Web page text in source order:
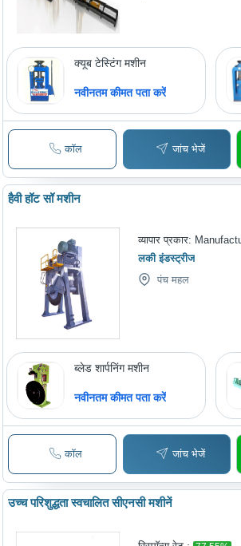
क्यूब टेस्टिंग मशीन
नवीनतम कीमत पता करें
कॉल जांच भेजें
हैवी हॉट सॉ मशीन
व्यापार प्रकार:
लकी इंडस्ट्रीज
पंच महल
ब्लेड शार्पनिंग मशीन
नवीनतम कीमत पता करें
कॉल जांच भेजें
उच्च परिशुद्धता स्वचालित सीएनसी मशीनें